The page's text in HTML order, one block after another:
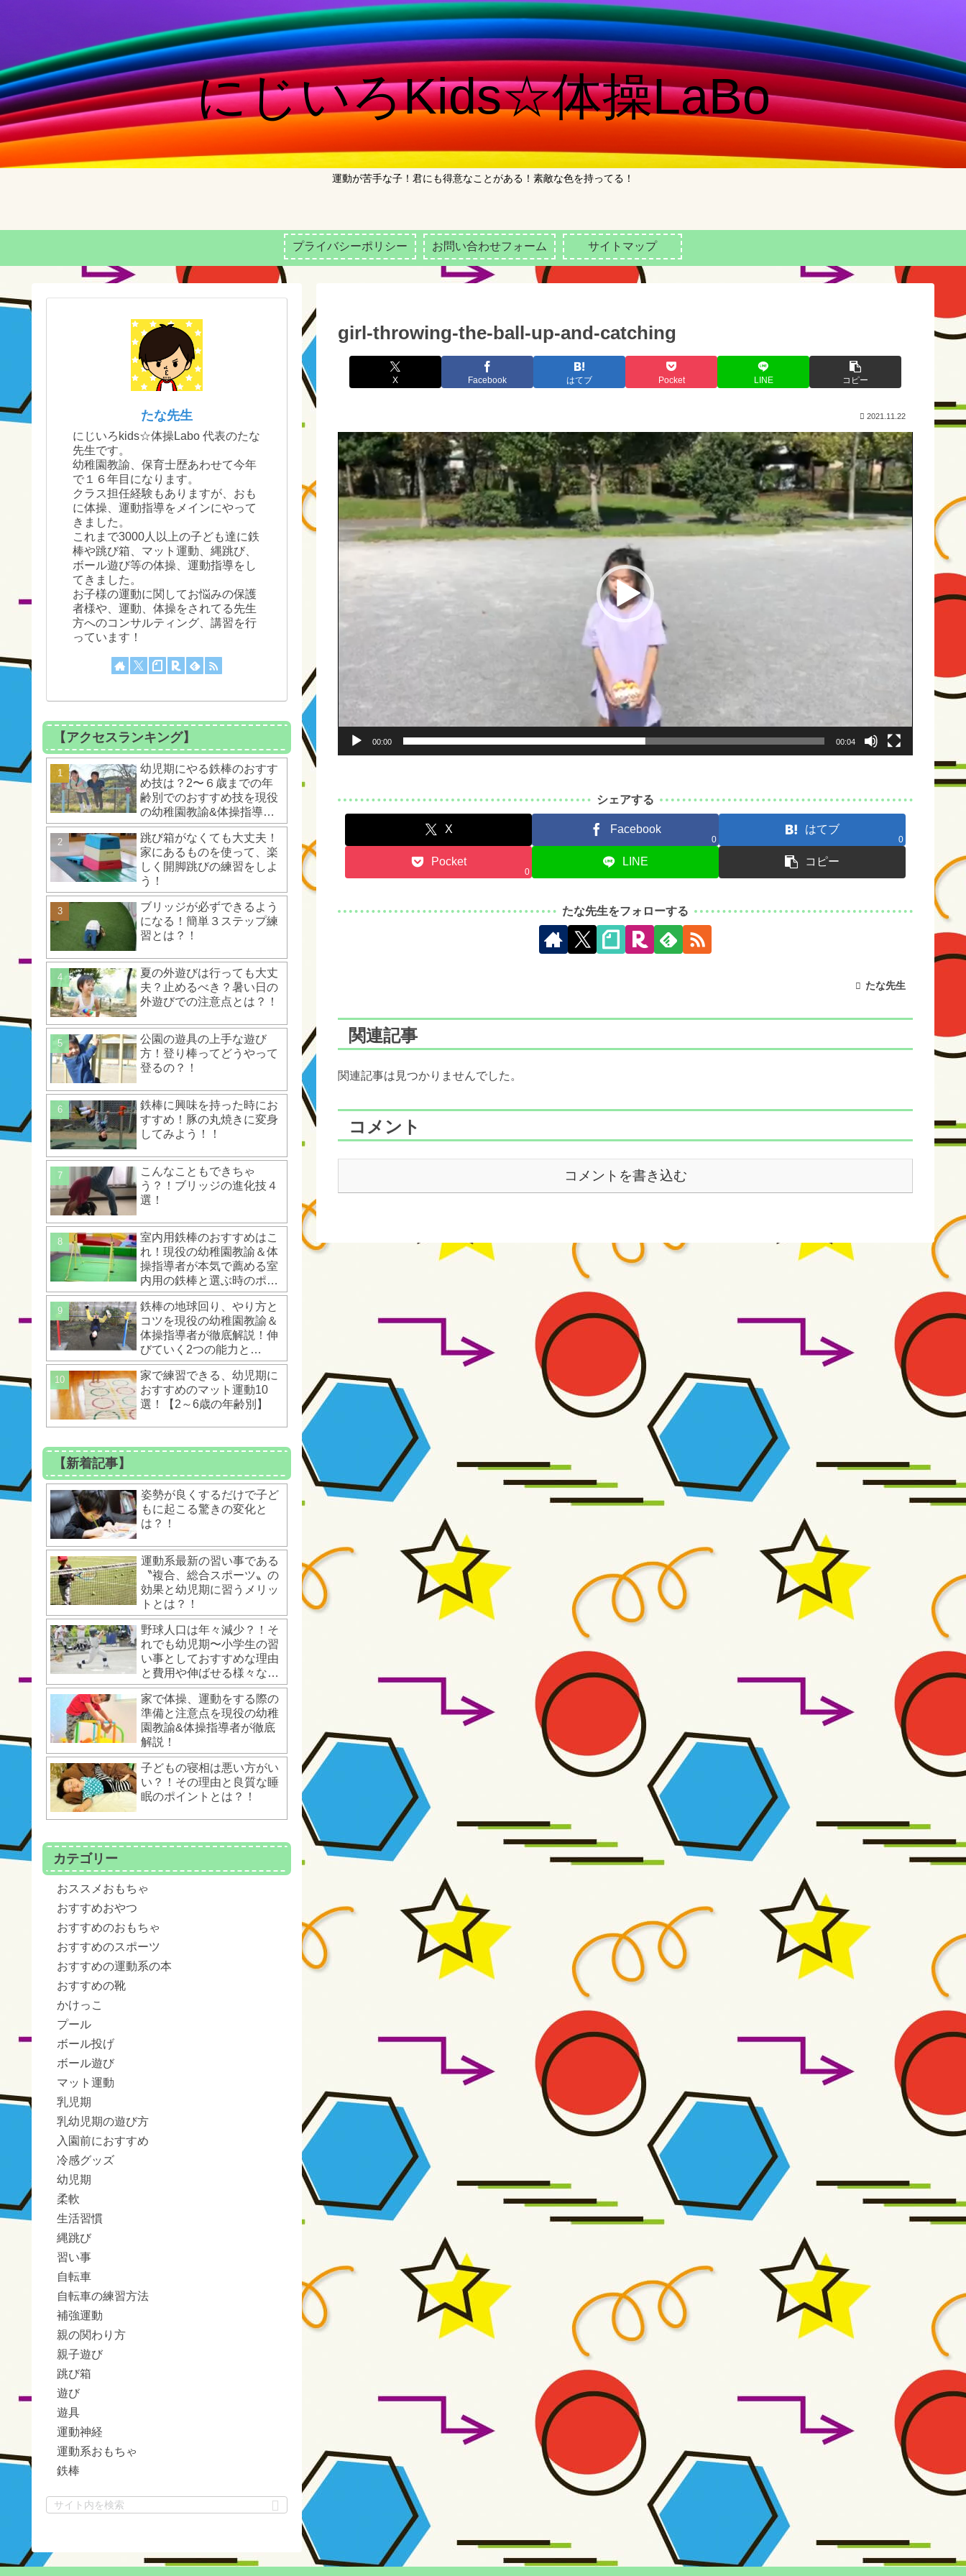
にじいろKids☆体操LaBo
運動が苦手な子！君にも得意なことがある！素敵な色を持ってる！
プライバシーポリシー お問い合わせフォーム サイトマップ
girl-throwing-the-ball-up-and-catching
X Facebook はてブ Pocket LINE コピー
2021.11.22
動
画
プ
レ
ー
ヤ
00:00 00:04
シェアする
X Facebook
0
はてブ
0
Pocket
0
LINE コピー
たな先生をフォローする
たな先生
関連記事
関連記事は見つかりませんでした。
コメント
コメントを書き込む
たな先生
にじいろkids☆体操Labo 代表のたな
先生です。
幼稚園教諭、保育士歴あわせて今年
で１６年目になります。
クラス担任経験もありますが、おも
に体操、運動指導をメインにやって
きました。
これまで3000人以上の子ども達に鉄
棒や跳び箱、マット運動、縄跳び、
ボール遊び等の体操、運動指導をし
てきました。
お子様の運動に関してお悩みの保護
者様や、運動、体操をされてる先生
方へのコンサルティング、講習を行
っています！
【アクセスランキング】
幼児期にやる鉄棒のおすす
め技は？2〜６歳までの年
齢別でのおすすめ技を現役
の幼稚園教諭&体操指導者
が解説！
跳び箱がなくても大丈夫！
家にあるものを使って、楽
しく開脚跳びの練習をしよ
う！
ブリッジが必ずできるよう
になる！簡単３ステップ練
習とは？！
夏の外遊びは行っても大丈
夫？止めるべき？暑い日の
外遊びでの注意点とは？！
公園の遊具の上手な遊び
方！登り棒ってどうやって
登るの？！
鉄棒に興味を持った時にお
すすめ！豚の丸焼きに変身
してみよう！！
こんなこともできちゃ
う？！ブリッジの進化技４
選！
室内用鉄棒のおすすめはこ
れ！現役の幼稚園教諭＆体
操指導者が本気で薦める室
内用の鉄棒と選ぶ時のポイ
ントとは？！
鉄棒の地球回り、やり方と
コツを現役の幼稚園教諭＆
体操指導者が徹底解説！伸
びていく2つの能力と
は？！
家で練習できる、幼児期に
おすすめのマット運動10
選！【2～6歳の年齢別】
【新着記事】
姿勢が良くするだけで子ど
もに起こる驚きの変化と
は？！
運動系最新の習い事である
〝複合、総合スポーツ〟の
効果と幼児期に習うメリッ
トとは？！
野球人口は年々減少？！そ
れでも幼児期〜小学生の習
い事としておすすめな理由
と費用や伸ばせる様々な運
動能力とは？！
家で体操、運動をする際の
準備と注意点を現役の幼稚
園教諭&体操指導者が徹底
解説！
子どもの寝相は悪い方がい
い？！その理由と良質な睡
眠のポイントとは？！
カテゴリー
おススメおもちゃ
おすすめおやつ
おすすめのおもちゃ
おすすめのスポーツ
おすすめの運動系の本
おすすめの靴
かけっこ
プール
ボール投げ
ボール遊び
マット運動
乳児期
乳幼児期の遊び方
入園前におすすめ
冷感グッズ
幼児期
柔軟
生活習慣
縄跳び
習い事
自転車
自転車の練習方法
補強運動
親の関わり方
親子遊び
跳び箱
遊び
遊具
運動神経
運動系おもちゃ
鉄棒